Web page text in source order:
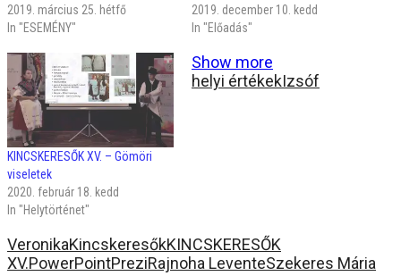
2019. március 25. hétfő
In "ESEMÉNY"
2019. december 10. kedd
In "Előadás"
KINCSKERESŐK XV. – Gömöri
viseletek
2020. február 18. kedd
In "Helytörténet"
Show more
helyi értékekIzsóf
VeronikaKincskeresőkKINCSKERESŐK
XV.PowerPointPreziRajnoha LeventeSzekeres Mária